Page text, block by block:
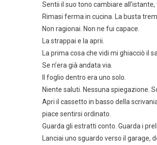
Sentii il suo tono cambiare
Rimasi ferma in cucina. La busta
Non ragionai. Non ne fui capace.
La strappai e la aprii.
La prima cosa che vidi mi ghiacciò il
Se n’era già andata via.
Il foglio dentro era uno solo.
Niente saluti. Nessuna spiegazione.
Apri il cassetto in basso della
piace sentirsi ordinato.
Guarda gli estratti conto. Guarda i
Lanciai uno sguardo verso il garage,